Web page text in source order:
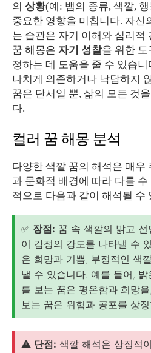
의 상황(예: 뱀의 종류, 색깔,
중요한 영향을 미칩니다. 자신
는 습관은 자기 이해와 심리적
꿈 해몽은 자기 성찰을 위한 도
정하는 데 도움을 줄 수 있습
나치게 의존하거나 낙담하지
꿈은 단서일 뿐, 삶의 모든 것
다.
컬러 꿈 해몽 분석
다양한 색깔 꿈의 해석은 매우
과 문화적 배경에 따라 다를
적으로 다음과 같이 해석될 수
✅ 장점: 꿈 속 색깔의 밝고
이 감정의 강도를 나타낼 수
은 희망과 기쁨, 부정적인 색
낼 수 있습니다. 예를 들어,
를 보는 꿈은 평온함과 희망
보는 꿈은 위험과 공포를 상
⚠️ 단점: 색깔 해석은 상징적